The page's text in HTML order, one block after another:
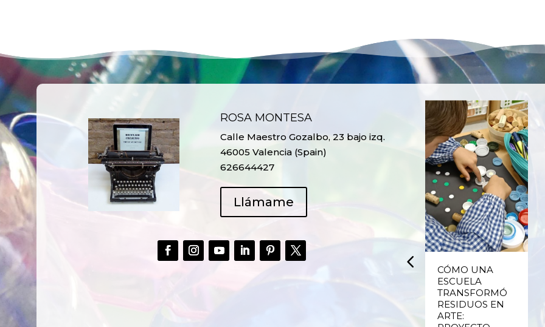
ROSA MONTESA
Calle Maestro Gozalbo, 23 bajo izq.
46005 Valencia (Spain)
626644427
Llámame
RECICLADO EN
CÓMO UNA
ESCUELA
TRANSFORMÓ
RESIDUOS EN
ARTE: